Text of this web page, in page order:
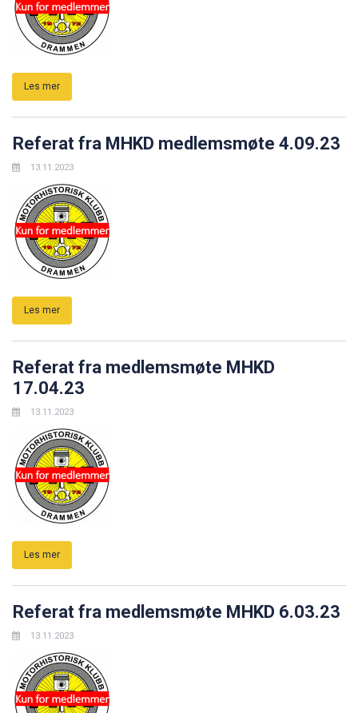
Les mer
Referat fra MHKD medlemsmøte 4.09.23
13.11.2023
Les mer
Referat fra medlemsmøte MHKD
17.04.23
13.11.2023
Les mer
Referat fra medlemsmøte MHKD 6.03.23
13.11.2023